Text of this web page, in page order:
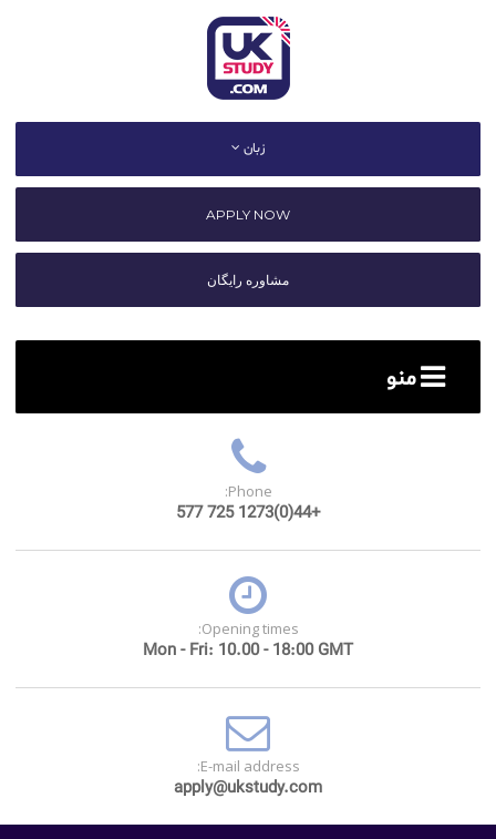
زبان
APPLY NOW
مشاوره رایگان
منو
Phone:
+44(0)1273 725 577
Opening times:
Mon - Fri: 10.00 - 18:00 GMT
E-mail address:
apply@ukstudy.com